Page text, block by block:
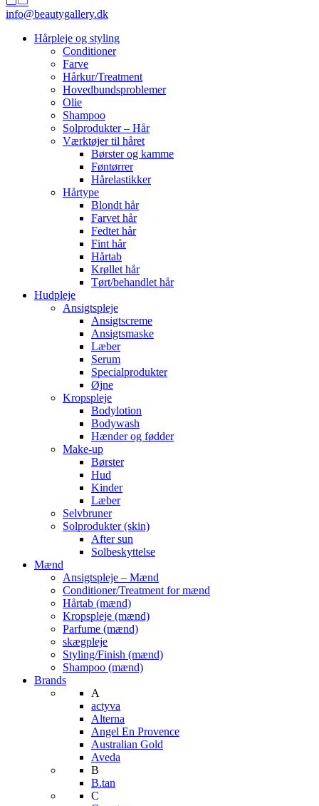
info@beautygallery.dk
Hårpleje og styling
Conditioner
Farve
Hårkur/Treatment
Hovedbundsproblemer
Olie
Shampoo
Solprodukter – Hår
Værktøjer til håret
Børster og kamme
Føntørrer
Hårelastikker
Hårtype
Blondt hår
Farvet hår
Fedtet hår
Fint hår
Hårtab
Krøllet hår
Tørt/behandlet hår
Hudpleje
Ansigtspleje
Ansigtscreme
Ansigtsmaske
Læber
Serum
Specialprodukter
Øjne
Kropspleje
Bodylotion
Bodywash
Hænder og fødder
Make-up
Børster
Hud
Kinder
Læber
Selvbruner
Solprodukter (skin)
After sun
Solbeskyttelse
Mænd
Ansigtspleje – Mænd
Conditioner/Treatment for mænd
Hårtab (mænd)
Kropspleje (mænd)
Parfume (mænd)
skægpleje
Styling/Finish (mænd)
Shampoo (mænd)
Brands
A
actyva
Alterna
Angel En Provence
Australian Gold
Aveda
B
B.tan
C